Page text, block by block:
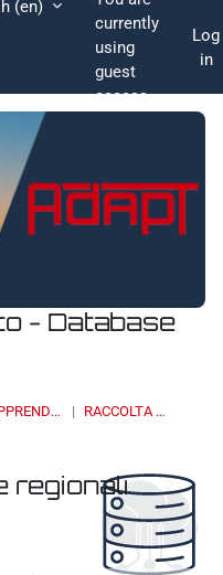
‎(en)‎
currently
using
guest
access
Log
in
- Database
APPRENDISTATO DI I LIVELLO RACCOLTA NORMATIVE REGIONALI
regionali